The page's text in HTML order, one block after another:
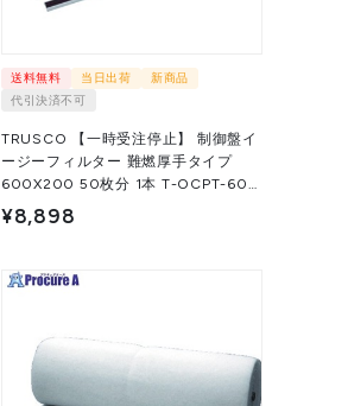
送料無料 当日出荷
新商品
代引決済不可
TRUSCO 【一時受注停止】 制御盤イ
ージーフィルター 難燃厚手タイプ
600X200 50枚分 1本 T-OCPT-600
1本 ▼710-5755
¥8,898